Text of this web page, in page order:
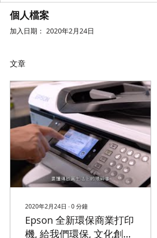
個人檔案
加入日期： 2020年2月24日
文章
2020年2月24日 ∙0分鐘
Epson 全新環保商業打印
機, 給我們環保, 文化創意